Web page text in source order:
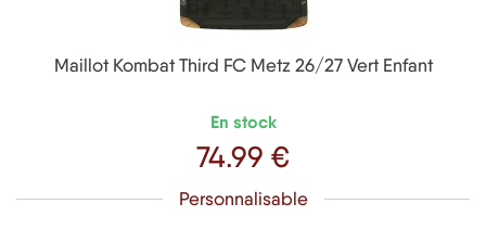
Maillot Kombat Third FC Metz 26/27 Vert Enfant
En stock
Prix
74.99 €
Personnalisable